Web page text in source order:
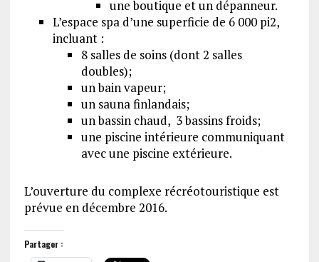
une boutique et un dépanneur.
L’espace spa d’une superficie de 6 000 pi2,
incluant :
8 salles de soins (dont 2 salles
doubles);
un bain vapeur;
un sauna finlandais;
un bassin chaud, 3 bassins froids;
une piscine intérieure communiquant
avec une piscine extérieure.
L’ouverture du complexe récréotouristique est
prévue en décembre 2016.
Partager :